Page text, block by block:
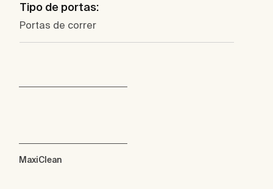
Tipo de portas:
Portas de correr
MaxiClean